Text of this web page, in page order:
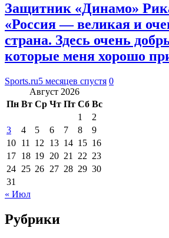
Защитник «Динамо»
«Россия — великая и
страна. Здесь очень
которые меня хорошо
Sports.ru5 месяцев спустя 0
Август 2026
Пн Вт Ср Чт Пт Сб Вс
1
2
3
4 5 6 7 8
9
10 11 12 13 14 15 16
17 18 19 20 21 22 23
24 25 26 27 28 29 30
31
« Июл
Рубрики